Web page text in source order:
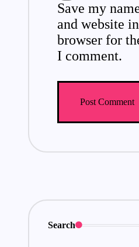
Save my
and website
browser for
I comment.
Search